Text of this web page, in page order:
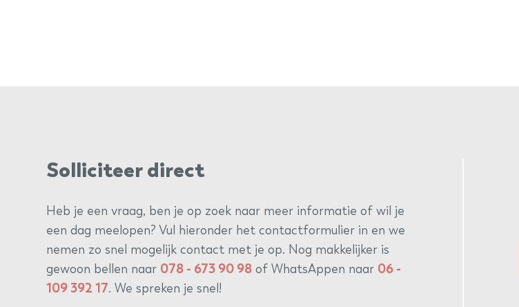
Solliciteer direct
Heb je een vraag, ben je op zoek naar meer informatie of wil je
een dag meelopen? Vul hieronder het contactformulier in en we
nemen zo snel mogelijk contact met je op. Nog makkelijker is
gewoon bellen naar 078 - 673 90 98 of WhatsAppen naar 06 -
109 392 17. We spreken je snel!